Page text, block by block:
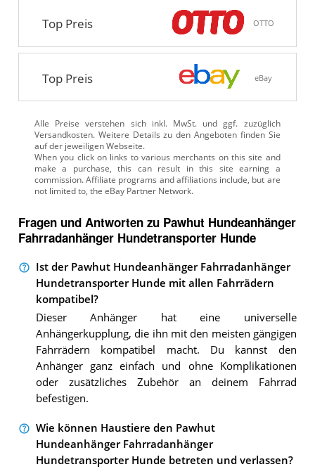
Top Preis OTTO
Top Preis eBay
Alle Preise verstehen sich inkl. MwSt. und ggf. zuzüglich
Versandkosten. Weitere Details zu den Angeboten finden Sie
auf der jeweiligen Webseite.
Fragen und Antworten zu Pawhut Hundeanhänger
Fahrradanhänger Hundetransporter Hunde
Ist der Pawhut Hundeanhänger Fahrradanhänger
Hundetransporter Hunde mit allen Fahrrädern
kompatibel?
Dieser Anhänger hat eine universelle
Anhängerkupplung, die ihn mit den meisten gängigen
Fahrrädern kompatibel macht. Du kannst den
Anhänger ganz einfach und ohne Komplikationen
oder zusätzliches Zubehör an deinem Fahrrad
befestigen.
Wie können Haustiere den Pawhut
Hundeanhänger Fahrradanhänger
Hundetransporter Hunde betreten und verlassen?